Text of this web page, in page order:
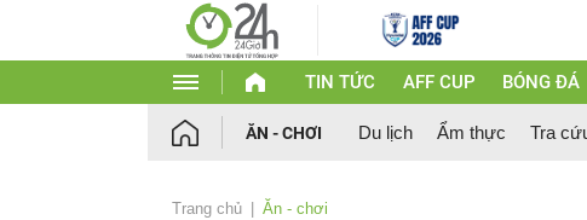
TIN TỨC AFF CUP BÓNG ĐÁ
ĂN - CHƠI Du lịch Ẩm thực Tra
Trang chủ Ăn - chơi